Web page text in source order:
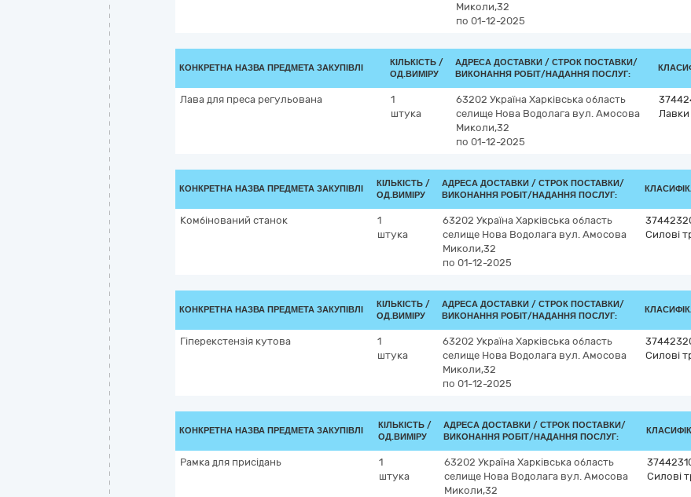
Миколи,32
по 01-12-2025
КОНКРЕТНА НАЗВА ПРЕДМЕТА ЗАКУПІВЛІ
КІЛЬКІСТЬ /
ОД.ВИМІРУ
АДРЕСА ДОСТАВКИ / СТРОК ПОСТАВКИ/
ВИКОНАННЯ РОБІТ/НАДАННЯ ПОСЛУГ:
Лава для преса регульована
1
штука
63202 Україна Харківська область
селище Нова Водолага вул. Амосова
Миколи,32
по 01-12-2025
Лавки
КОНКРЕТНА НАЗВА ПРЕДМЕТА ЗАКУПІВЛІ
КІЛЬКІСТЬ /
ОД.ВИМІРУ
АДРЕСА ДОСТАВКИ / СТРОК ПОСТАВКИ/
ВИКОНАННЯ РОБІТ/НАДАННЯ ПОСЛУГ:
Комбінований станок
1
штука
63202 Україна Харківська область
селище Нова Водолага вул. Амосова
Миколи,32
по 01-12-2025
Силові
КОНКРЕТНА НАЗВА ПРЕДМЕТА ЗАКУПІВЛІ
КІЛЬКІСТЬ /
ОД.ВИМІРУ
АДРЕСА ДОСТАВКИ / СТРОК ПОСТАВКИ/
ВИКОНАННЯ РОБІТ/НАДАННЯ ПОСЛУГ:
Гіперекстензія кутова
1
штука
63202 Україна Харківська область
селище Нова Водолага вул. Амосова
Миколи,32
по 01-12-2025
Силові
КОНКРЕТНА НАЗВА ПРЕДМЕТА ЗАКУПІВЛІ
КІЛЬКІСТЬ /
ОД.ВИМІРУ
АДРЕСА ДОСТАВКИ / СТРОК ПОСТАВКИ/
ВИКОНАННЯ РОБІТ/НАДАННЯ ПОСЛУГ:
Рамка для присідань
1
штука
63202 Україна Харківська область
селище Нова Водолага вул. Амосова
Миколи,32
Силові